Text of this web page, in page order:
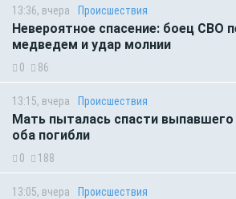
13:36, вчера Происшествия
Невероятное спасение: боец СВО
медведем и удар молнии
0 86
13:15, вчера Происшествия
Мать пыталась спасти
оба погибли
0 188
13:05, вчера Происшествия